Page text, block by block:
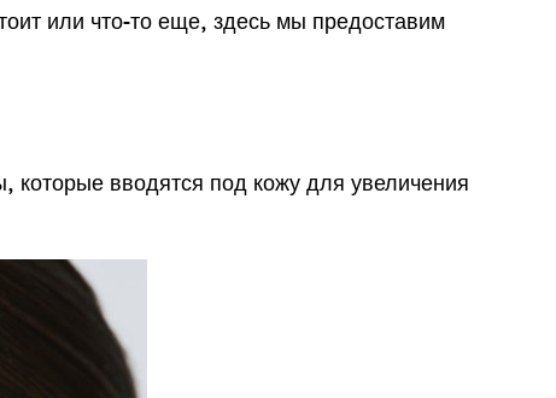
или что-то еще, здесь мы предоставим
вводятся под кожу для увеличения